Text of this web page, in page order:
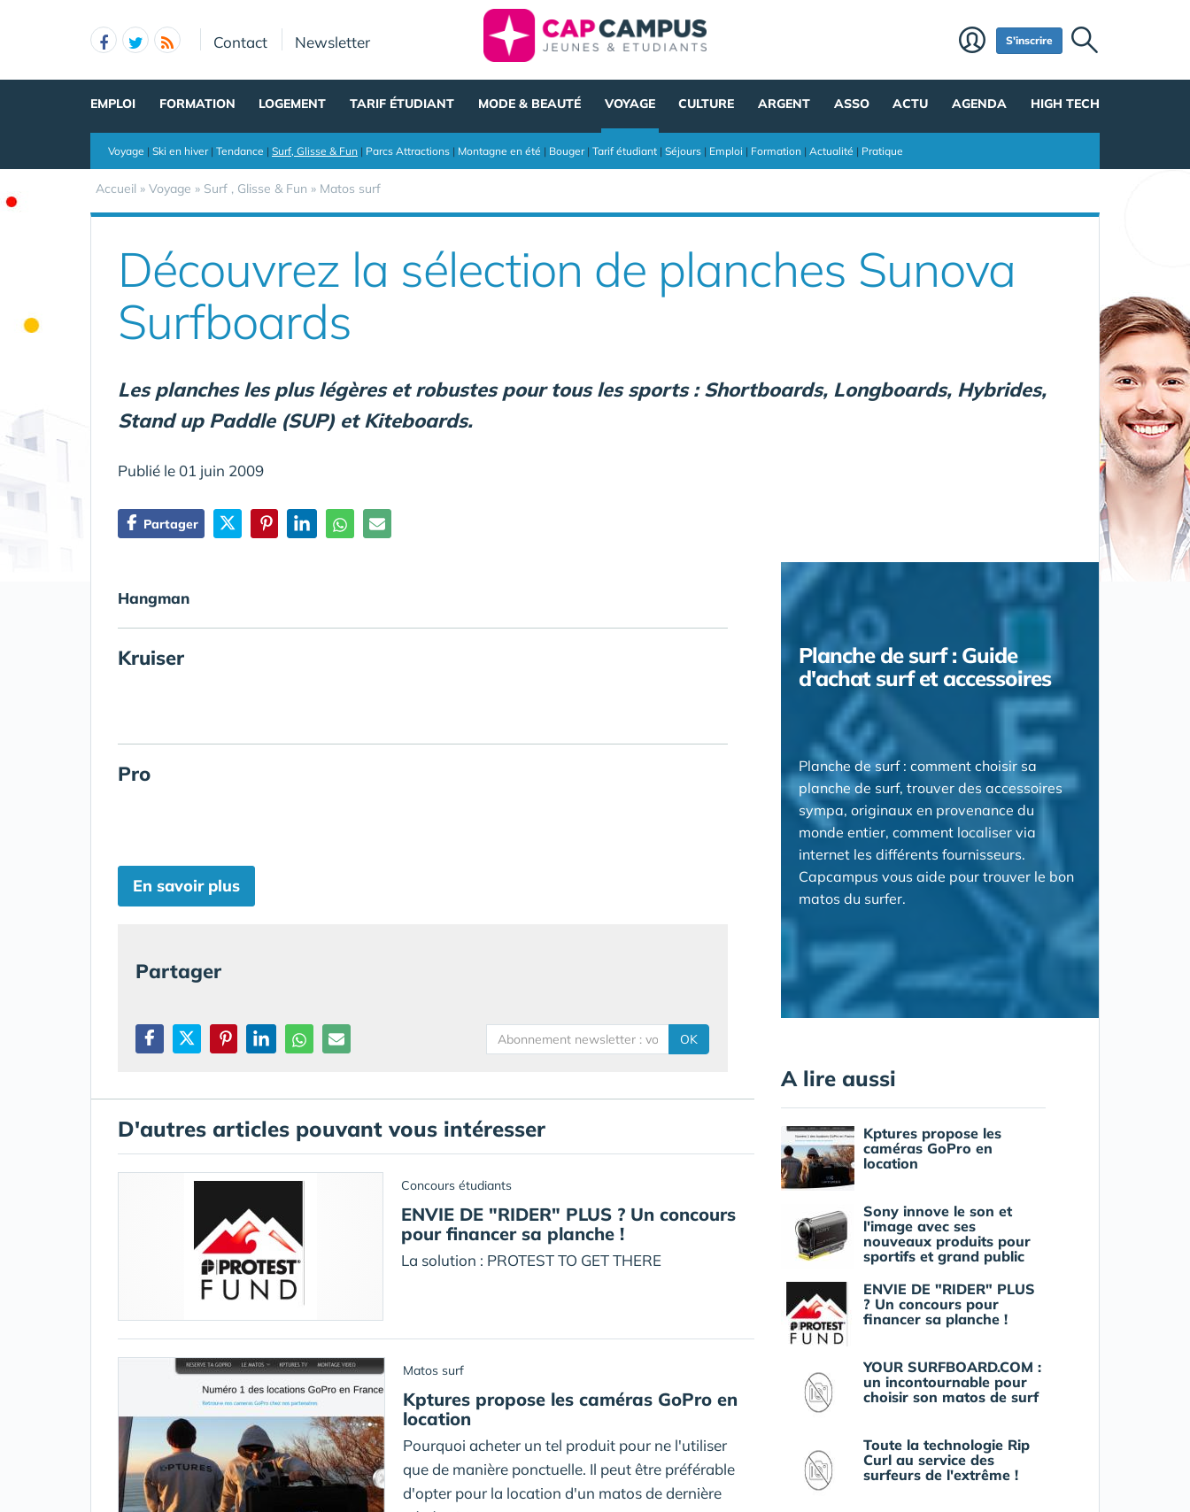
Contact Newsletter S'inscrire
EMPLOI FORMATION LOGEMENT TARIF ÉTUDIANT MODE & BEAUTÉ VOYAGE CULTURE ARGENT ASSO ACTU AGENDA HIGH TECH
Voyage | Ski en hiver| Tendance | Surf, Glisse & Fun | Parcs Attractions | Montagne en été | Bouger| Tarif étudiant | Séjours | Emploi | Formation | Actualité | Pratique
Accueil » Voyage » Surf , Glisse & Fun » Matos surf
Découvrez la sélection de planches Sunova
Surfboards
Les planches les plus légères et robustes pour tous les sports : Shortboards, Longboards, Hybrides,
Stand up Paddle (SUP) et Kiteboards.
Publié le 01 juin 2009
Partager
Hangman
Kruiser
Pro
En savoir plus
Partager
OK
D'autres articles pouvant vous intéresser
Concours étudiants
ENVIE DE "RIDER" PLUS ? Un concours
pour financer sa planche !
La solution : PROTEST TO GET THERE
Matos surf
Kptures propose les caméras GoPro en
location
Pourquoi acheter un tel produit pour ne l'utiliser
que de manière ponctuelle. Il peut être préférable
d'opter pour la location d'un matos de dernière
Planche de surf : Guide
d'achat surf et accessoires
Planche de surf : comment choisir sa
planche de surf, trouver des accessoires
sympa, originaux en provenance du
monde entier, comment localiser via
internet les différents fournisseurs.
Capcampus vous aide pour trouver le bon
matos du surfer.
A lire aussi
Kptures propose les
caméras GoPro en
location
Sony innove le son et
l'image avec ses
nouveaux produits pour
sportifs et grand public
ENVIE DE "RIDER" PLUS
? Un concours pour
financer sa planche !
YOUR SURFBOARD.COM :
un incontournable pour
choisir son matos de surf
Toute la technologie Rip
Curl au service des
surfeurs de l'extrême !